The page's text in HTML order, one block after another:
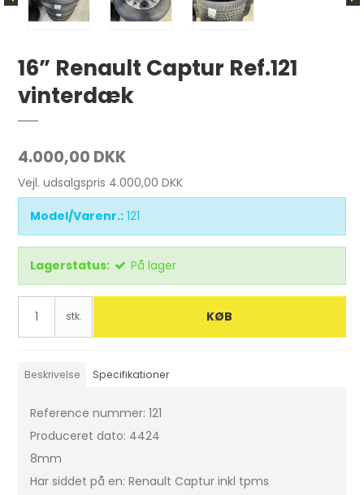
16” Renault Captur Ref.121
vinterdæk
4.000,00 DKK
Vejl. udsalgspris 4.000,00 DKK
Model/Varenr.: 121
Lagerstatus: På lager
stk. KØB
Beskrivelse Specifikationer
Reference nummer: 121
Produceret dato: 4424
8mm
Har siddet på en: Renault Captur inkl tpms